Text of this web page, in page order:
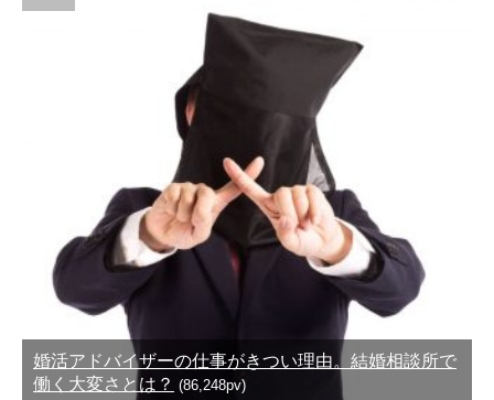
婚活アドバイザーの仕事がきつい理由。結婚相談所で
働く大変さとは？ (86,248pv)